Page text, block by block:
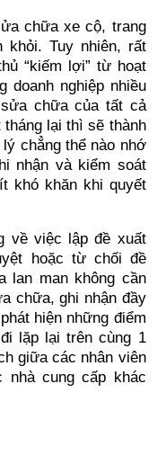
chữa xe cộ, trang
khỏi. Tuy nhiên, rất
“kiếm lợi” từ hoạt
doanh nghiệp nhiều
chữa của tất cả
lại thì sẽ thành
chẳng thể nào nhớ
nhận và kiểm soát
khó khăn khi quyết
về việc lập đề xuất
hoặc từ chối đề
lan man không cần
chữa, ghi nhận đầy
hiện những điểm
lặp lại trên cùng 1
giữa các nhân viên
nhà cung cấp khác